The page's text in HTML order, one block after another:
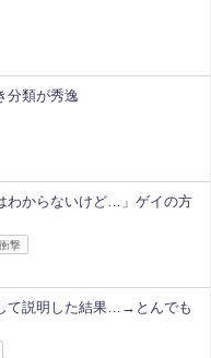
分類が秀逸
わからないけど…」ゲイの方
衝撃
て説明した結果…→とんでも